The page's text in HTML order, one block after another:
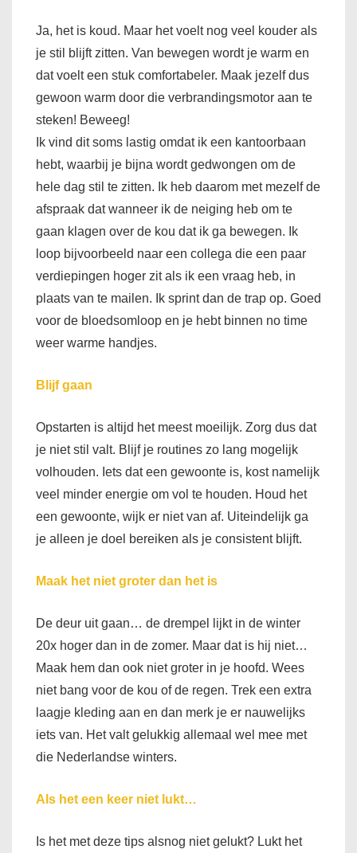
Ja, het is koud. Maar het voelt nog veel kouder als
je stil blijft zitten. Van bewegen wordt je warm en
dat voelt een stuk comfortabeler. Maak jezelf dus
gewoon warm door die verbrandingsmotor aan te
steken! Beweeg!
Ik vind dit soms lastig omdat ik een kantoorbaan
hebt, waarbij je bijna wordt gedwongen om de
hele dag stil te zitten. Ik heb daarom met mezelf de
afspraak dat wanneer ik de neiging heb om te
gaan klagen over de kou dat ik ga bewegen. Ik
loop bijvoorbeeld naar een collega die een paar
verdiepingen hoger zit als ik een vraag heb, in
plaats van te mailen. Ik sprint dan de trap op. Goed
voor de bloedsomloop en je hebt binnen no time
weer warme handjes.
Blijf gaan
Opstarten is altijd het meest moeilijk. Zorg dus dat
je niet stil valt. Blijf je routines zo lang mogelijk
volhouden. Iets dat een gewoonte is, kost namelijk
veel minder energie om vol te houden. Houd het
een gewoonte, wijk er niet van af. Uiteindelijk ga
je alleen je doel bereiken als je consistent blijft.
Maak het niet groter dan het is
De deur uit gaan… de drempel lijkt in de winter
20x hoger dan in de zomer. Maar dat is hij niet…
Maak hem dan ook niet groter in je hoofd. Wees
niet bang voor de kou of de regen. Trek een extra
laagje kleding aan en dan merk je er nauwelijks
iets van. Het valt gelukkig allemaal wel mee met
die Nederlandse winters.
Als het een keer niet lukt…
Is het met deze tips alsnog niet gelukt? Lukt het